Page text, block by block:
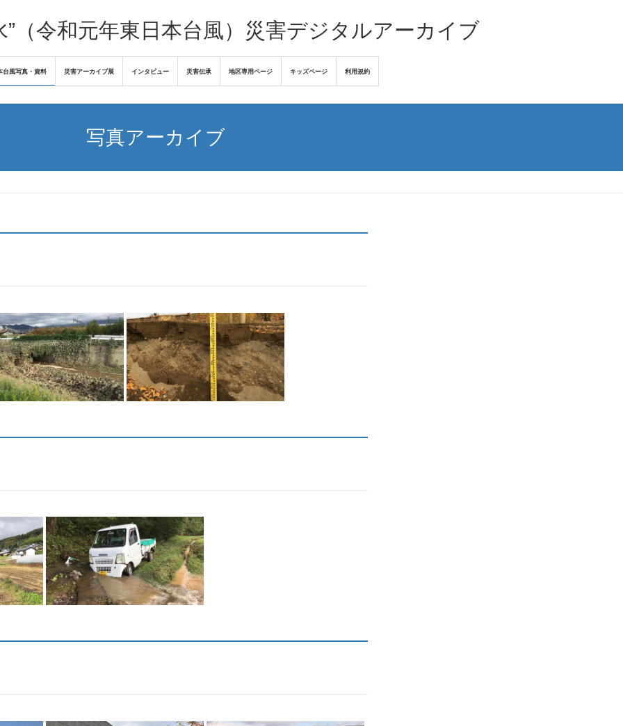
”（令和元年東日本台風）災害デジタルアーカイブ
台風写真・資料 災害アーカイブ展 インタビュー 災害伝承 地区専用ページ キッズページ 利用規約
写真アーカイブ